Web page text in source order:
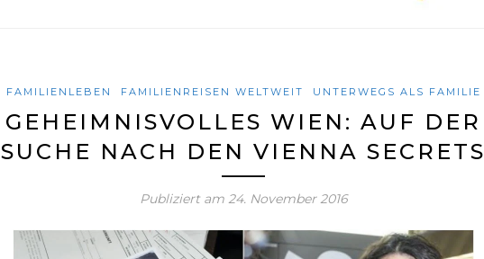
FAMILIENLEBEN FAMILIENREISEN WELTWEIT UNTERWEGS ALS FAMILIE
GEHEIMNISVOLLES WIEN: AUF DER
SUCHE NACH DEN VIENNA SECRETS
Publiziert am 24. November 2016